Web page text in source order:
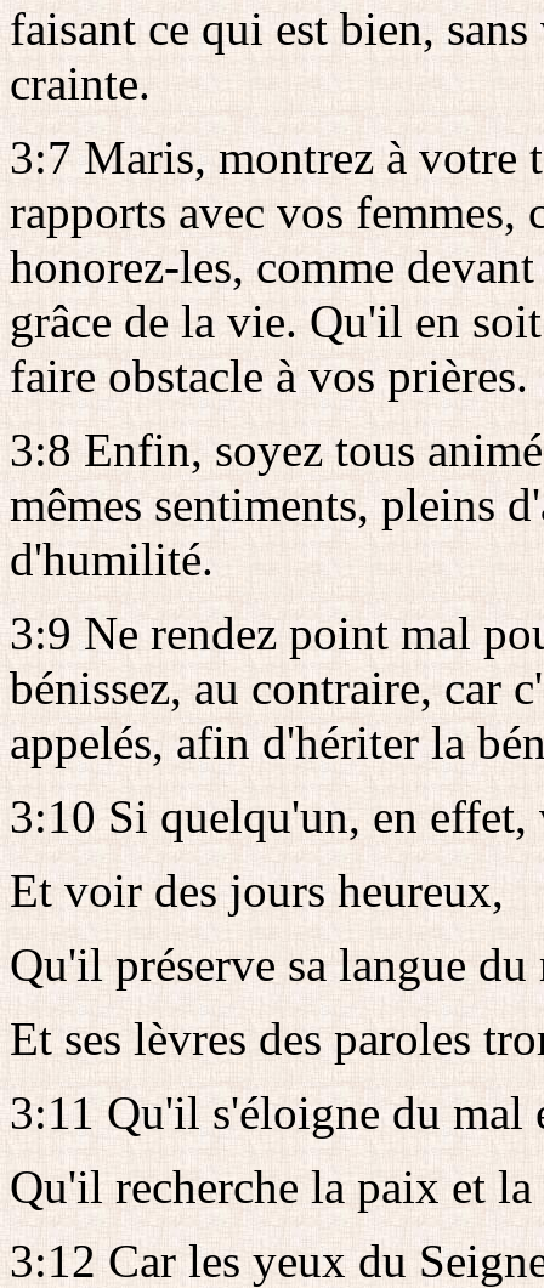
faisant ce qui est bien,
crainte.
3:7 Maris, montrez à votre
rapports avec vos femmes,
honorez-les, comme
grâce de la vie. Qu'il en
faire obstacle à vos prières.
3:8 Enfin, soyez tous
mêmes sentiments, pleins
d'humilité.
3:9 Ne rendez point mal
bénissez, au contraire, car
appelés, afin d'hériter la
3:10 Si quelqu'un, en
Et voir des jours heureux,
Qu'il préserve sa langue du
Et ses lèvres des paroles
3:11 Qu'il s'éloigne du mal
Qu'il recherche la paix et
3:12 Car les yeux du